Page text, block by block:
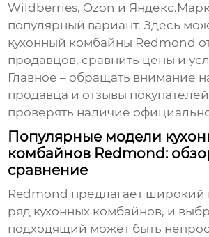
Wildberries, Ozon и
популярный вариант. Здесь
кухонный комбайны Redmond
продавцов, сравнить цены и
Главное – обращать внимание
продавца и отзывы
проверять наличие
Популярные модели
комбайнов Redmond:
сравнение
Redmond предлагает
ряд кухонных комбайнов, и
подходящий может быть